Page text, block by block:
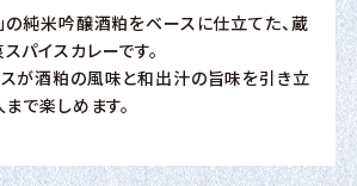
の純米吟醸酒粕をベースに仕立てた、蔵
パイスカレーです。
が酒粕の風味と和出汁の旨味を引き立
で楽しめます。